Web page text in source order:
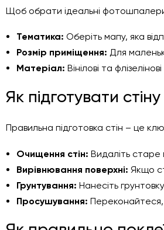
Щоб обрати ідеальні фотошпалери
Тематика: Оберіть мапу, яка
Розмір приміщення: Для
Матеріал: Вінілові та
Як підготувати
Правильна підготовка стін – це
Очищення стін: Видаліть старе
Вирівнювання поверхні: Якщо
Грунтування: Нанесіть
Просушування: Переконайтеся,